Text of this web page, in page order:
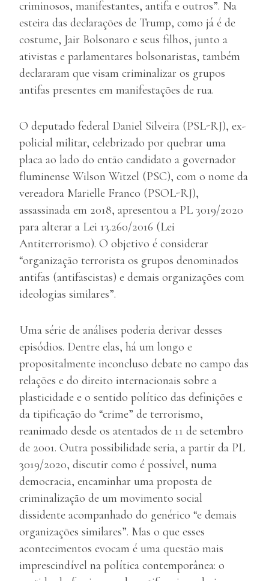
criminosos, manifestantes, antifa e outros”. Na
esteira das declarações de Trump, como já é de
costume, Jair Bolsonaro e seus filhos, junto a
ativistas e parlamentares bolsonaristas, também
declararam que visam criminalizar os grupos
antifas presentes em manifestações de rua.
O deputado federal Daniel Silveira (PSL-RJ), ex-
policial militar, celebrizado por quebrar uma
placa ao lado do então candidato a governador
fluminense Wilson Witzel (PSC), com o nome da
vereadora Marielle Franco (PSOL-RJ),
assassinada em 2018, apresentou a PL 3019/2020
para alterar a Lei 13.260/2016 (Lei
Antiterrorismo). O objetivo é considerar
“organização terrorista os grupos denominados
antifas (antifascistas) e demais organizações com
ideologias similares”.
Uma série de análises poderia derivar desses
episódios. Dentre elas, há um longo e
propositalmente inconcluso debate no campo das
relações e do direito internacionais sobre a
plasticidade e o sentido político das definições e
da tipificação do “crime” de terrorismo,
reanimado desde os atentados de 11 de setembro
de 2001. Outra possibilidade seria, a partir da PL
3019/2020, discutir como é possível, numa
democracia, encaminhar uma proposta de
criminalização de um movimento social
dissidente acompanhado do genérico “e demais
organizações similares”. Mas o que esses
acontecimentos evocam é uma questão mais
imprescindível na política contemporânea: o